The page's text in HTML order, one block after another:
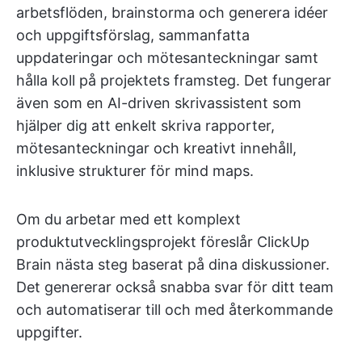
arbetsflöden, brainstorma och generera idéer
och uppgiftsförslag, sammanfatta
uppdateringar och mötesanteckningar samt
hålla koll på projektets framsteg. Det fungerar
även som en AI-driven skrivassistent som
hjälper dig att enkelt skriva rapporter,
mötesanteckningar och kreativt innehåll,
inklusive strukturer för mind maps.
Om du arbetar med ett komplext
produktutvecklingsprojekt föreslår ClickUp
Brain nästa steg baserat på dina diskussioner.
Det genererar också snabba svar för ditt team
och automatiserar till och med återkommande
uppgifter.